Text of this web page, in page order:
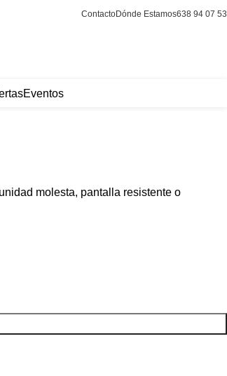
ContactoDónde Estamos638 94 07 53
Eventos
molesta, pantalla resistente o